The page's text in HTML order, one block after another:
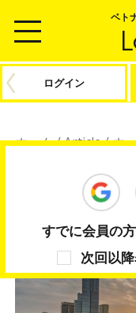
ベト
ログイン
ホーム/Article/ホ
ホーチミ
次回以
すでに会員の